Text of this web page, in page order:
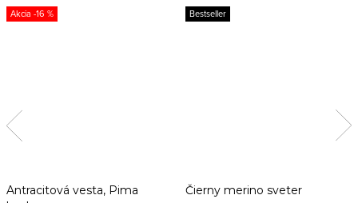
-16 %
Antracitová vesta, Pima
Bestseller
Čierny merino sveter